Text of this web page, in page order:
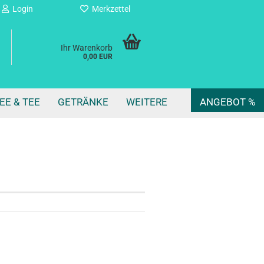
Login Merkzettel
Ihr Warenkorb
0,00 EUR
& TEE GETRÄNKE ANGEBOT %
WEITERE